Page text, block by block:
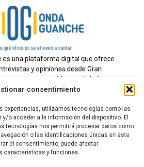
consentimiento
experiencias, utilizamos tecnologías como las
y/o acceder a la información del dispositivo. El
tecnologías nos permitirá procesar datos como
o las identificaciones únicas en este
el consentimiento, puede afectar
características y funciones.
es una plataforma digital que ofrece
y opiniones desde Gran
comprometidos con brindar
y un periodismo independiente a